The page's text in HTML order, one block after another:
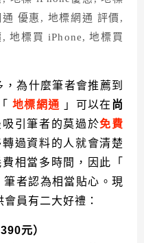
為什麼筆者會推薦到
地標網通 」可以在 尚
引筆者的莫過於免費
過資料的人就會清楚
相當多時間，因此「
筆者認為相當貼心。現
會員有二大好禮：
元）